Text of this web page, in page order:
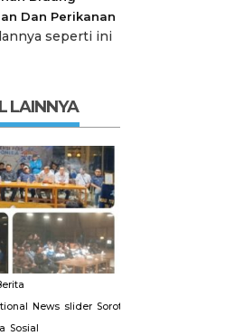
Dan Perikanan
seperti ini
LAINNYA
News slider Sorotan
Sosial